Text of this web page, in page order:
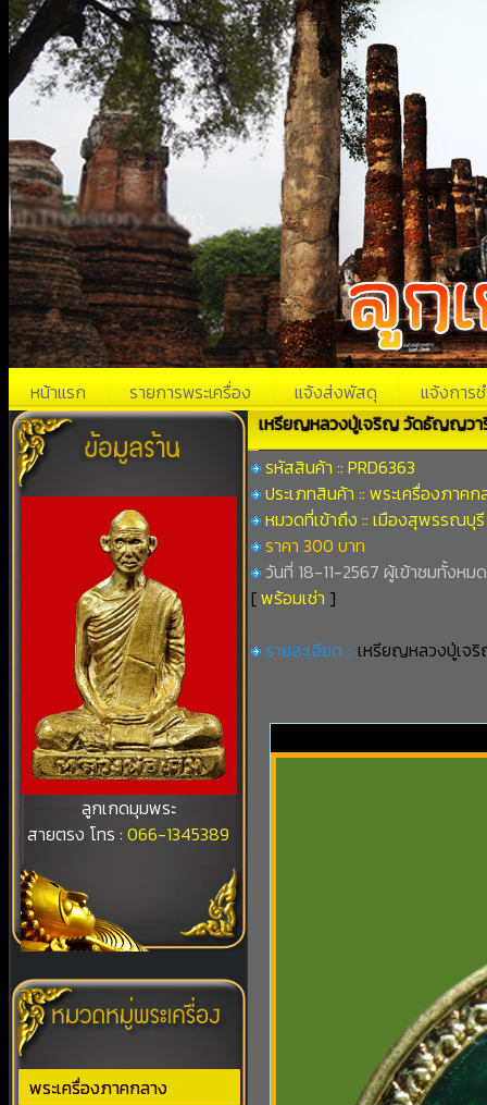
หน้าแรก รายการพระเครื่อง แจ้งส่งพัสดุ แจ้งการช
ลูกเกดมุมพระ
สายตรง โทร :066-1345389
พระเครื่องภาคกลาง
เหรียญหลวงปู่เจริญ วัดธัญญว
รหัสสินค้า :: PRD6363
ประเภทสินค้า :: พระเครื่องภาคก
หมวดที่เข้าถึง :: เมืองสุพรรณบุรี
ราคา 300 บาท
วันที่ 18-11-2567 ผู้เข้าชมทั้งหม
[พร้อมเช่า ]
รายละเอียด :: เหรียญหลวงปู่เจ